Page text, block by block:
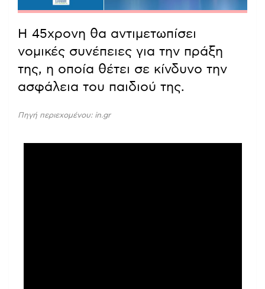
Η 45χρονη θα αντιμετωπίσει
νομικές συνέπειες για την πράξη
της, η οποία θέτει σε κίνδυνο την
ασφάλεια του παιδιού της.
Πηγή περιεχομένου: in.gr